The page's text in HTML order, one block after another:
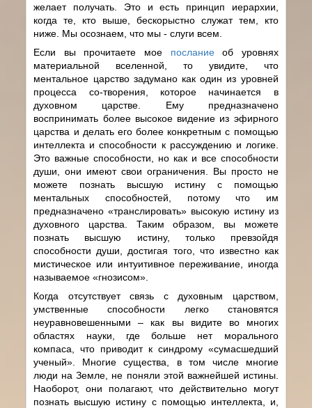
желает получать. Это и есть принцип иерархии,
когда те, кто выше, бескорыстно служат тем, кто
ниже. Мы осознаем, что мы - слуги всем.
Если вы прочитаете мое посланиеоб уровнях
материальной вселенной, то увидите, что
ментальное царство задумано как один из уровней
процесса cо-творения, которое начинается в
духовном царстве. Ему предназначено
воспринимать более высокое видение из эфирного
царства и делать его более конкретным с помощью
интеллекта и способности к рассуждению и логике.
Это важные способности, но как и все способности
души, они имеют свои ограничения. Вы просто не
можете познать высшую истину с помощью
ментальных способностей, потому что им
предназначено «транслировать» высокую истину из
духовного царства. Таким образом, вы можете
познать высшую истину, только превзойдя
способности души, достигая того, что известно как
мистическое или интуитивное переживание, иногда
называемое «гнозисом».
Когда отсутствует связь с духовным царством,
умственные способности легко становятся
неуравновешенными – как вы видите во многих
областях науки, где больше нет морального
компаса, что приводит к синдрому «сумасшедший
ученый». Многие существа, в том числе многие
люди на Земле, не поняли этой важнейшей истины.
Наоборот, они полагают, что действительно могут
познать высшую истину с помощью интеллекта, и,